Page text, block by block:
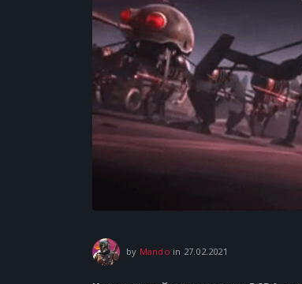
by Mando in 27.02.2021